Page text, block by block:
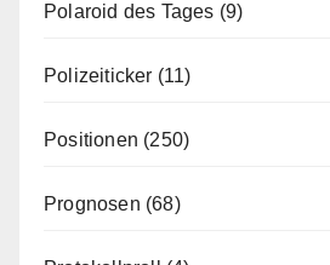
Polaroid des Tages (9)
Polizeiticker (11)
Positionen (250)
Prognosen (68)